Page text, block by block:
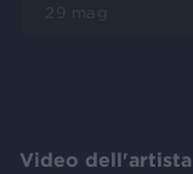
Video dell'artista